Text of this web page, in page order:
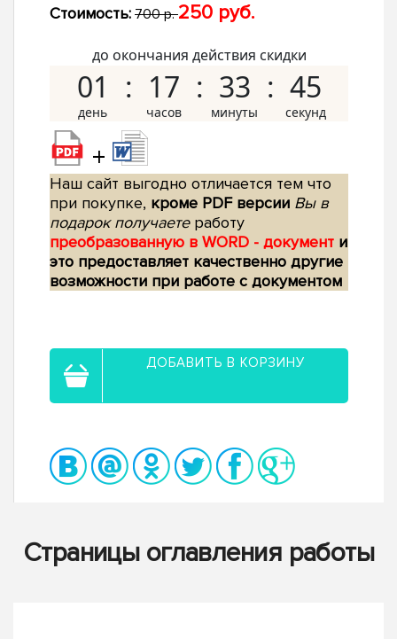
Стоимость: 700 р.250 руб.
до окончания действия скидки
01 17 33 44
+
Наш сайт выгодно отличается тем что
при покупке, кроме PDF версии Вы в
подарок получаетеработу
преобразованную в WORD - документ и
это предоставляет качественно другие
возможности при работе с документом
ДОБАВИТЬ В КОРЗИНУ
Страницы оглавления работы